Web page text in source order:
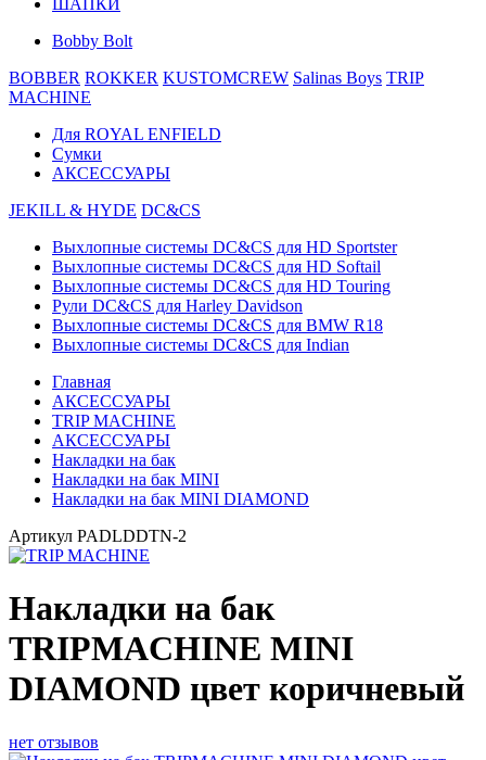
ШАПКИ
Bobby Bolt
BOBBER ROKKER KUSTOMCREW Salinas Boys TRIP
MACHINE
Для ROYAL ENFIELD
Сумки
АКСЕССУАРЫ
JEKILL & HYDE DC&CS
Выхлопные системы DC&CS для HD Sportster
Выхлопные системы DC&CS для HD Softail
Выхлопные системы DC&CS для HD Touring
Рули DC&CS для Harley Davidson
Выхлопные системы DC&CS для BMW R18
Выхлопные системы DC&CS для Indian
Главная
АКСЕССУАРЫ
TRIP MACHINE
АКСЕССУАРЫ
Накладки на бак
Накладки на бак MINI
Накладки на бак MINI DIAMOND
Артикул PADLDDTN-2
Накладки на бак
TRIPMACHINE MINI
DIAMOND цвет коричневый
нет отзывов